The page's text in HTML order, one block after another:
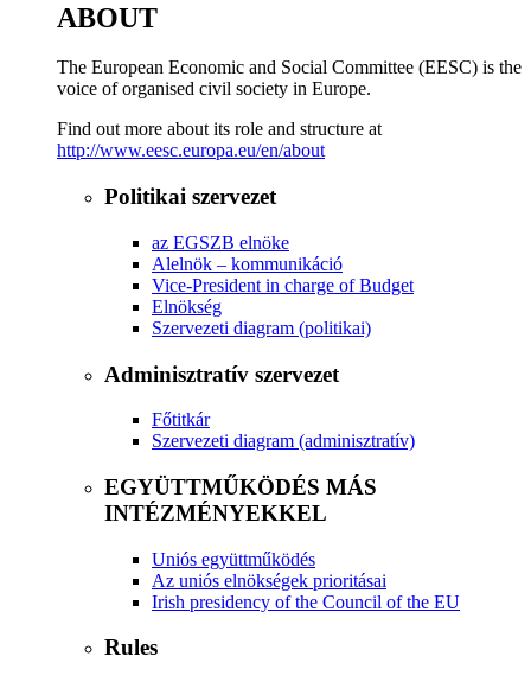
ABOUT
The European Economic and Social Committee (EESC) is the
voice of organised civil society in Europe.
Find out more about its role and structure at
http://www.eesc.europa.eu/en/about
Politikai szervezet
az EGSZB elnöke
Alelnök – kommunikáció
Vice-President in charge of Budget
Elnökség
Szervezeti diagram (politikai)
Adminisztratív szervezet
Főtitkár
Szervezeti diagram (adminisztratív)
EGYÜTTMŰKÖDÉS MÁS
INTÉZMÉNYEKKEL
Uniós együttműködés
Az uniós elnökségek prioritásai
Irish presidency of the Council of the EU
Rules